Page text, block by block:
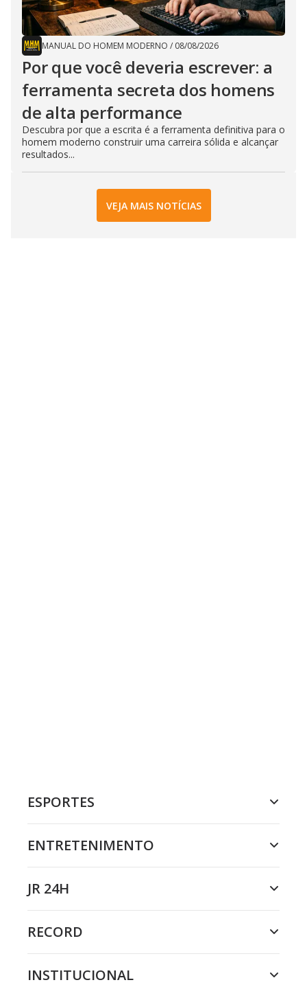
MANUAL DO HOMEM MODERNO / 08/08/2026
Por que você deveria escrever: a
ferramenta secreta dos homens
de alta performance
Descubra por que a escrita é a ferramenta definitiva para o
homem moderno construir uma carreira sólida e alcançar
resultados...
VEJA MAIS NOTÍCIAS
ESPORTES
ENTRETENIMENTO
JR 24H
RECORD
INSTITUCIONAL